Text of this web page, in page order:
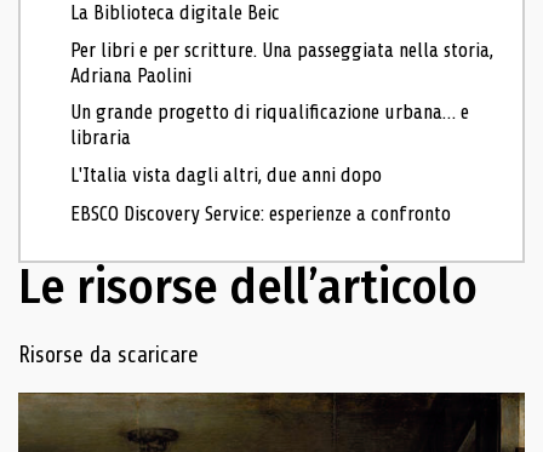
La Biblioteca digitale Beic
Per libri e per scritture. Una passeggiata nella storia,
Adriana Paolini
Un grande progetto di riqualificazione urbana… e
libraria
L'Italia vista dagli altri, due anni dopo
EBSCO Discovery Service: esperienze a confronto
Le risorse dell’articolo
Navigazione delle risorse
Risorse da scaricare